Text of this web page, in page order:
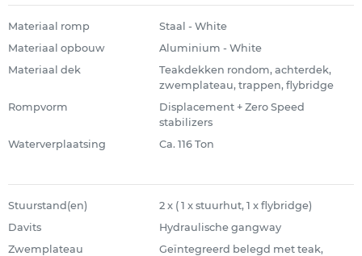
Materiaal romp
Staal - White
Materiaal opbouw
Aluminium - White
Materiaal dek
Teakdekken rondom, achterdek,
zwemplateau, trappen, flybridge
Rompvorm
Displacement + Zero Speed
stabilizers
Waterverplaatsing
Ca. 116 Ton
Stuurstand(en)
2 x ( 1 x stuurhut, 1 x flybridge)
Davits
Hydraulische gangway
Zwemplateau
Geïntegreerd belegd met teak,